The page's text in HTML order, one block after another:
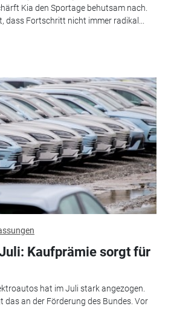
Kia den Sportage behutsam nach.
dass Fortschritt nicht immer radikal...
Kaufprämie sorgt für
hat im Juli stark angezogen.
das an der Förderung des Bundes. Vor